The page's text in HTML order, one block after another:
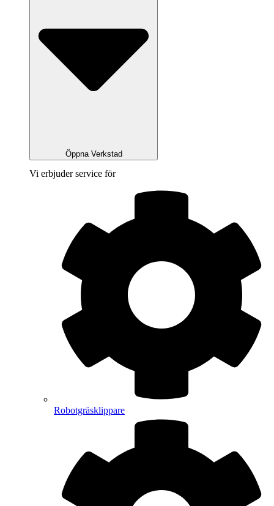
Öppna Verkstad
Vi erbjuder service för
Robotgräsklippare